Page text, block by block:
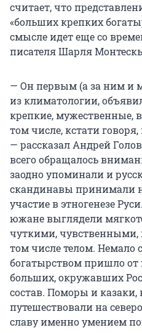
считает, что
«больших крепких
смысле идет еще со
писателя Шарля
— Он первым (а за ним и
из климатологии,
крепкие, мужественные,
том числе, кстати
— рассказал Андрей
всего обращалось
заодно упоминали и
скандинавы принимали
участие в этногенезе
южане выглядели
чуткими, чувственными,
том числе телом. Немало
богатырством пришло
больших, окружавших
состав. Поморы и
путешествовали на
славу именно умением